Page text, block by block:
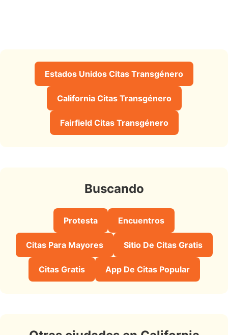
Estados Unidos Citas Transgénero
California Citas Transgénero
Fairfield Citas Transgénero
Buscando
Protesta Encuentros
Citas Para Mayores Sitio De Citas Gratis
Citas Gratis App De Citas Popular